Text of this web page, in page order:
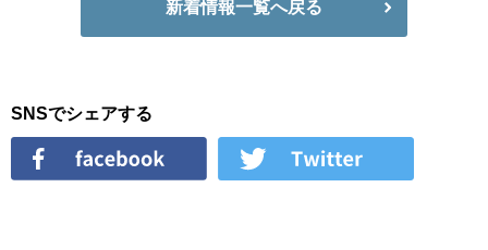
新着情報一覧へ戻る
SNSでシェアする